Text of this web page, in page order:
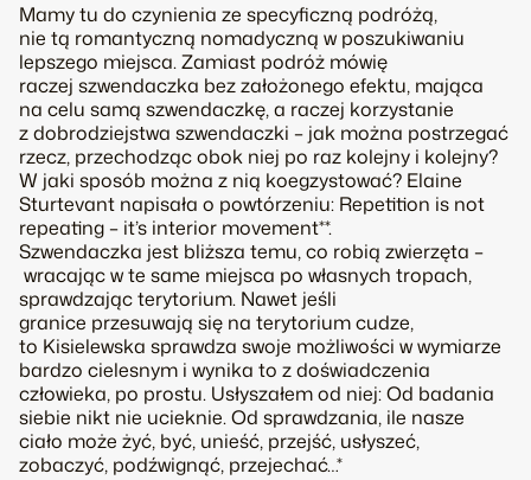
Mamy tu do czynienia ze specyficzną podróżą,
nie tą romantyczną nomadyczną w poszukiwaniu
lepszego miejsca. Zamiast podróż mówię
raczej szwendaczka bez założonego efektu, mająca
na celu samą szwendaczkę, a raczej korzystanie
z dobrodziejstwa szwendaczki – jak można postrzegać
rzecz, przechodząc obok niej po raz kolejny i kolejny?
W jaki sposób można z nią koegzystować? Elaine
Sturtevant napisała o powtórzeniu: Repetition is not
repeating – it’s interior movement**.
Szwendaczka jest bliższa temu, co robią zwierzęta –
wracając w te same miejsca po własnych tropach,
sprawdzając terytorium. Nawet jeśli
granice przesuwają się na terytorium cudze,
to Kisielewska sprawdza swoje możliwości w wymiarze
bardzo cielesnym i wynika to z doświadczenia
człowieka, po prostu. Usłyszałem od niej:Od badania
siebie nikt nie ucieknie. Od sprawdzania, ile nasze
ciało może żyć, być, unieść, przejść, usłyszeć,
zobaczyć, podźwignąć, przejechać…*